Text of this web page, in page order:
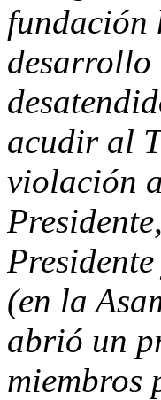
fundación
desarrollo
acudir al
violación
(en la
abrió un
miembros